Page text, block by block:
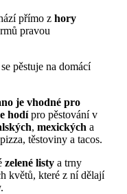
přímo z hory
pravou
pěstuje na domácí
je vhodné pro
hodípro pěstování v
, mexických a
těstoviny a tacos.
zelené listy a trny
květů, které z ní dělají